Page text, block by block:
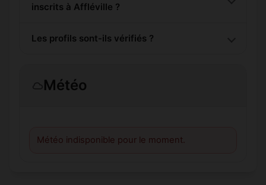
inscrits à Affléville ?
Les profils sont-ils vérifiés ?
Météo
Météo indisponible pour le moment.